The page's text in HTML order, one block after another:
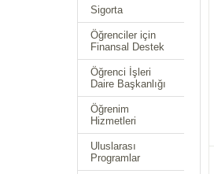
Sigorta
Öğrenciler için
Finansal Destek
Öğrenci İşleri
Daire Başkanlığı
Öğrenim
Hizmetleri
Uluslarası
Programlar